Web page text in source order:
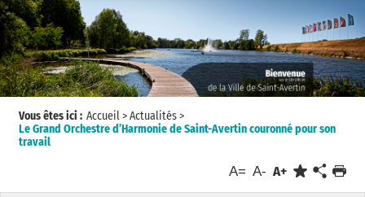
Vous êtes ici : Accueil>Actualités>
Le Grand Orchestre d’Harmonie de Saint-Avertin couronné pour son
travail
A= A- A+